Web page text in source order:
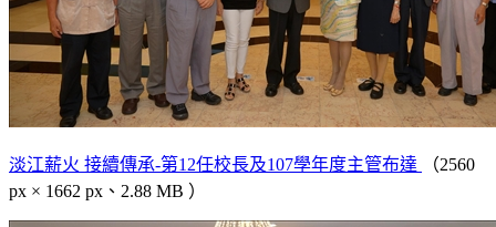
淡江薪火 接續傳承-第12任校長及107學年度主管布達
（2560
px × 1662 px、2.88 MB ）